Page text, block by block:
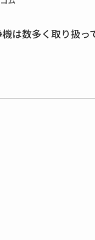
は数多く取り扱っ